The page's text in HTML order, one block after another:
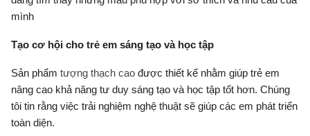
mình
Tạo cơ hội cho trẻ em sáng tạo và học tập
Sản phẩm tượng thạch cao được thiết kế nhằm giúp trẻ em
nâng cao khả năng tư duy sáng tạo và học tập tốt hơn. Chúng
tôi tin rằng việc trải nghiệm nghệ thuật sẽ giúp các em phát triển
toàn diện.